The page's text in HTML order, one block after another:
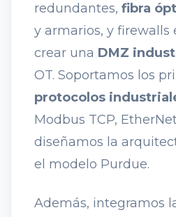
redundantes, fibra
y armarios, y firewalls
crear una DMZ
OT. Soportamos los
protocolos
Modbus TCP,
diseñamos la
el modelo Purdue.
Además, integramos